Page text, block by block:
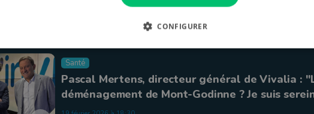
Santé
Pascal Mertens, directeur général de Vivalia :
déménagement de Mont-Godinne ? Je suis
CONFIGURER